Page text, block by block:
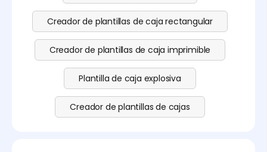
Creador de plantillas de caja rectangular
Creador de plantillas de caja imprimible
Plantilla de caja explosiva
Creador de plantillas de cajas